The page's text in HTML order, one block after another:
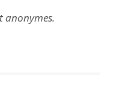
anonymes.